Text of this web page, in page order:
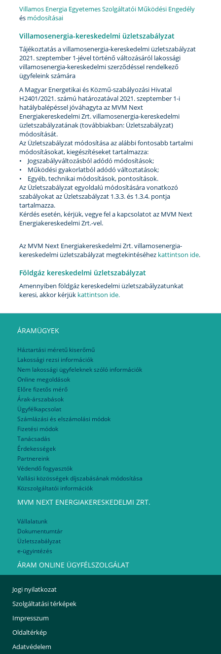
Villamos Energia Egyetemes Szolgáltatói Működési Engedély
és módosításai
Villamosenergia-kereskedelmi üzletszabályzat
Tájékoztatás a villamosenergia-kereskedelmi üzletszabályzat
2021. szeptember 1-jével történő változásáról lakossági
villamosenergia-kereskedelmi szerződéssel rendelkező
ügyfeleink számára
A Magyar Energetikai és Közmű-szabályozási Hivatal
H2401/2021. számú határozatával 2021. szeptember 1-i
hatálybalépéssel jóváhagyta az MVM Next
Energiakereskedelmi Zrt. villamosenergia-kereskedelmi
üzletszabályzatának (továbbiakban: Üzletszabályzat)
módosítását.
Az Üzletszabályzat módosítása az alábbi fontosabb tartalmi
módosításokat, kiegészítéseket tartalmazza:
• Jogszabályváltozásból adódó módosítások;
• Működési gyakorlatból adódó változtatások;
• Egyéb, technikai módosítások, pontosítások.
Az Üzletszabályzat egyoldalú módosítására vonatkozó
szabályokat az Üzletszabályzat 1.3.3. és 1.3.4. pontja
tartalmazza.
Kérdés esetén, kérjük, vegye fel a kapcsolatot az MVM Next
Energiakereskedelmi Zrt.-vel.
Az MVM Next Energiakereskedelmi Zrt. villamosenergia-
kereskedelmi üzletszabályzat megtekintéséhez kattintson ide.
Földgáz kereskedelmi üzletszabályzat
Amennyiben földgáz kereskedelmi üzletszabályzatunkat
keresi, akkor kérjük kattintson ide.
ÁRAMÜGYEK
Háztartási méretű kiserőmű
Lakossági rezsi információk
Nem lakossági ügyfeleknek szóló információk
Online megoldások
Előre fizetős mérő
Árak-árszabások
Ügyfélkapcsolat
Számlázási és elszámolási módok
Fizetési módok
Tanácsadás
Érdekességek
Partnereink
Védendő fogyasztók
Vallási közösségek díjszabásának módosítása
Közszolgáltatói információk
MVM NEXT ENERGIAKERESKEDELMI ZRT.
Vállalatunk
Dokumentumtár
Üzletszabályzat
e-ügyintézés
ÁRAM ONLINE ÜGYFÉLSZOLGÁLAT
Jogi nyilatkozat
Szolgáltatási térképek
Impresszum
Oldaltérkép
Adatvédelem